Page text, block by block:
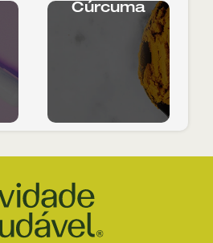
Cúrcuma